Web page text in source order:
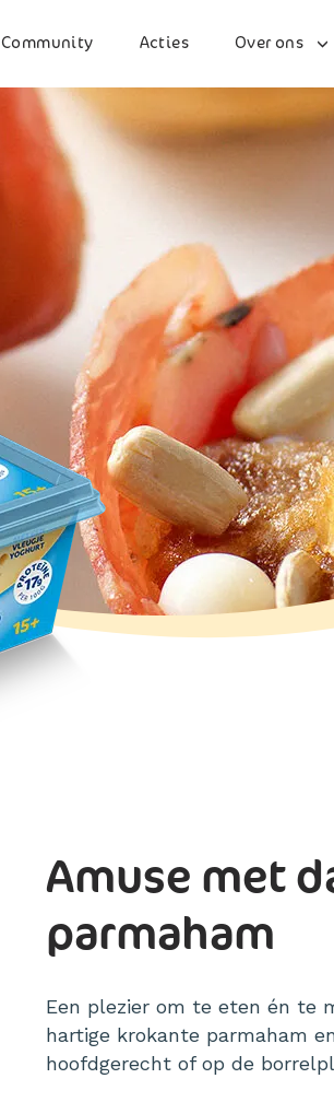
Community Acties Over ons
Amuse met
parmaham
Een plezier om te eten én te
hartige krokante parmaham
hoofdgerecht of op de